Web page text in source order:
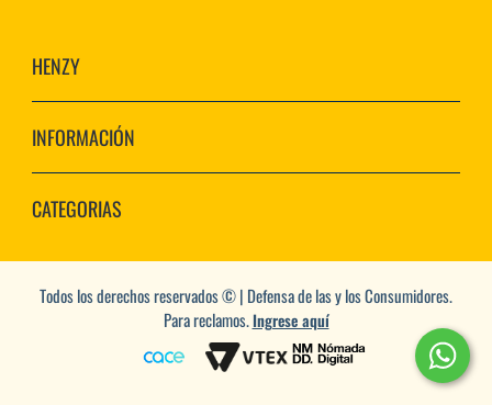
HENZY
INFORMACIÓN
CATEGORIAS
Todos los derechos reservados © | Defensa de las y los Consumidores.
Para reclamos.Ingrese aquí